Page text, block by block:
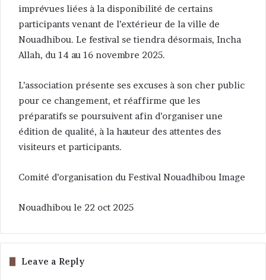
imprévues liées à la disponibilité de certains
participants venant de l’extérieur de la ville de
Nouadhibou. Le festival se tiendra désormais, Incha
Allah, du 14 au 16 novembre 2025.
L’association présente ses excuses à son cher public
pour ce changement, et réaffirme que les
préparatifs se poursuivent afin d’organiser une
édition de qualité, à la hauteur des attentes des
visiteurs et participants.
Comité d’organisation du Festival Nouadhibou Image
Nouadhibou le 22 oct 2025
Leave a Reply